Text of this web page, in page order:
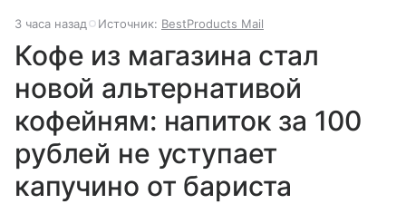
3 часа назад Источник: BestProducts Mail
Кофе из магазина стал
новой альтернативой
кофейням: напиток за 100
рублей не уступает
капучино от бариста